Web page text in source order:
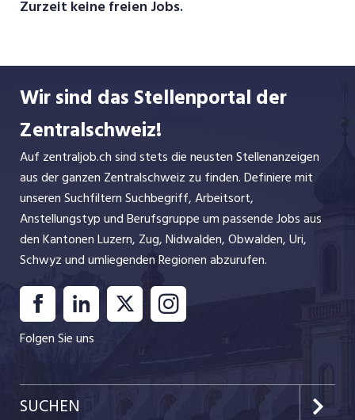
Zurzeit keine freien Jobs.
Wir sind das Stellenportal der
Zentralschweiz!
Auf zentraljob.ch sind stets die neusten Stellenanzeigen
aus der ganzen Zentralschweiz zu finden. Definiere mit
unseren Suchfiltern Suchbegriff, Arbeitsort,
Anstellungstyp und Berufsgruppe um passende Jobs aus
den Kantonen Luzern, Zug, Nidwalden, Obwalden, Uri,
Schwyz und umliegenden Regionen abzurufen.
Folgen Sie uns
SUCHEN